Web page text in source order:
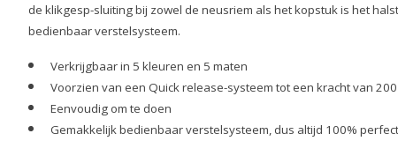
de klikgesp-sluiting bij zowel de neusriem als het kopstuk is het
bedienbaar verstelsysteem.
Verkrijgbaar in 5 kleuren en 5 maten
Voorzien van een Quick release-systeem tot een kracht van
Eenvoudig om te doen
Gemakkelijk bedienbaar verstelsysteem, dus altijd 100%